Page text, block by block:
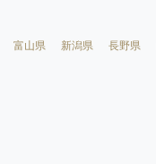
富山県 新潟県 長野県